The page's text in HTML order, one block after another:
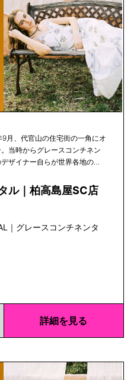
9月、代官山の住宅街の一角にオ
当時からグレースコンチネン
ザイナー自らが世界各地の素
ル｜柏高島屋SC店
｜ グレースコンチネンタ
詳細を見る